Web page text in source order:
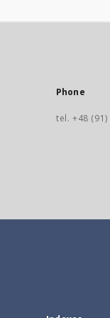
Phone
tel. +48